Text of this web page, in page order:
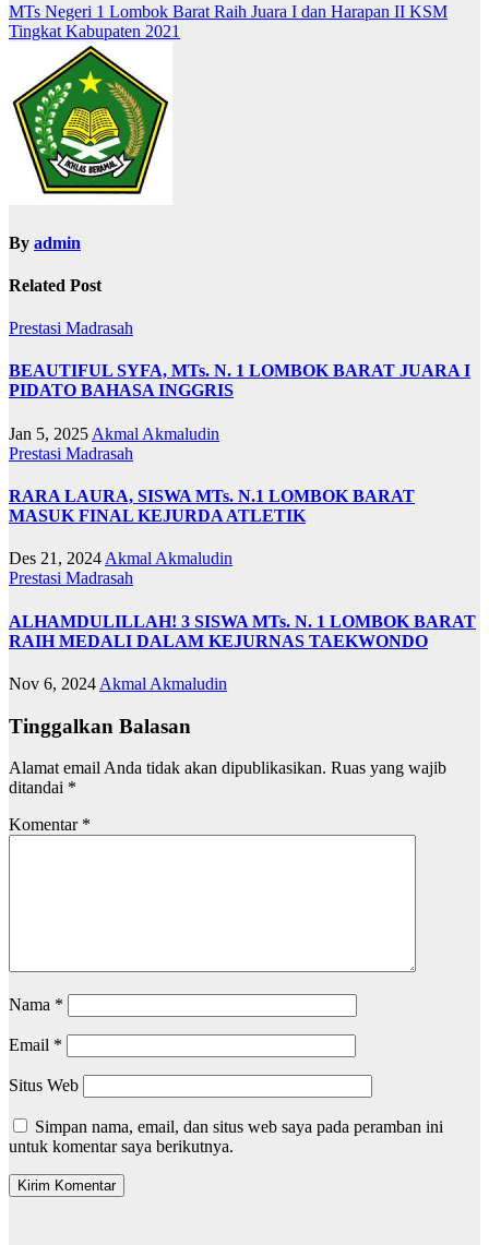
Navigasi
pos
MTs Negeri 1 Lombok Barat Raih Juara I dan Harapan II KSM
Tingkat Kabupaten 2021
By admin
Related Post
Prestasi Madrasah
BEAUTIFUL SYFA, MTs. N. 1 LOMBOK BARAT JUARA I
PIDATO BAHASA INGGRIS
Jan 5, 2025 Akmal Akmaludin
Prestasi Madrasah
RARA LAURA, SISWA MTs. N.1 LOMBOK BARAT
MASUK FINAL KEJURDA ATLETIK
Des 21, 2024 Akmal Akmaludin
Prestasi Madrasah
ALHAMDULILLAH! 3 SISWA MTs. N. 1 LOMBOK BARAT
RAIH MEDALI DALAM KEJURNAS TAEKWONDO
Nov 6, 2024 Akmal Akmaludin
Tinggalkan Balasan
Alamat email Anda tidak akan dipublikasikan. Ruas yang wajib
ditandai *
Komentar *
Nama *
Email *
Situs Web
Simpan nama, email, dan situs web saya pada peramban ini
untuk komentar saya berikutnya.